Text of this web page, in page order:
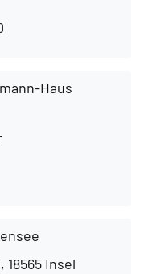
Haus
18565 Insel